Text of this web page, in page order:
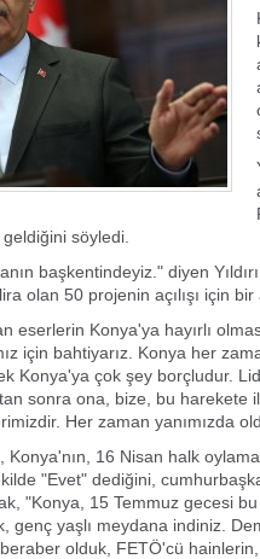
söyledi.
başkentindeyiz." diyen
olan 50 projenin açılışı için bir
eserlerin Konya'ya hayırlı
için bahtiyarız. Konya her
Konya'ya çok şey borçludur.
sonra ona, bize, bu harekete
Her zaman yanımızda
Konya'nın, 16 Nisan halk
"Evet" dediğini,
"Konya, 15 Temmuz gecesi
genç yaşlı meydana indiniz.
olduk, FETÖ'cü hainlerin,